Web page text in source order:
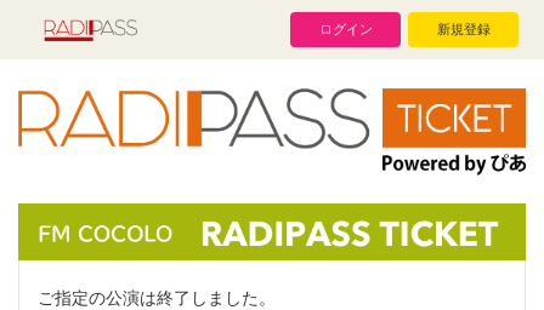
ログイン 新規登録
ご指定の公演は終了しました。